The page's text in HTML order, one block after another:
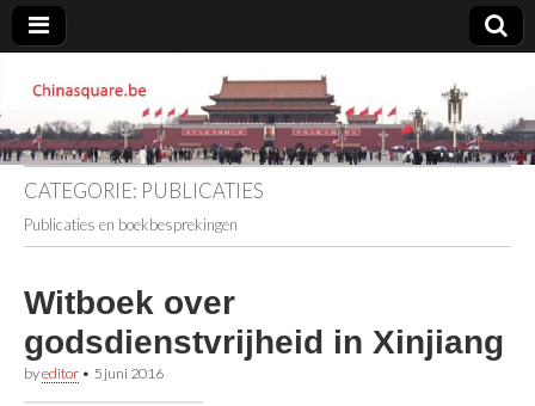
Chinasquare.be
CATEGORIE: PUBLICATIES
Publicaties en boekbesprekingen
Witboek over
godsdienstvrijheid in Xinjiang
byeditor • 5 juni 2016